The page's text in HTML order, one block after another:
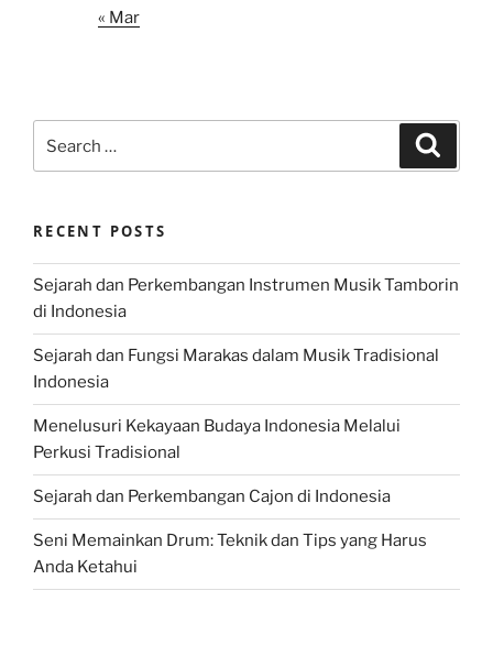
« Mar
for:
RECENT POSTS
Sejarah dan Perkembangan Instrumen Musik Tamborin
di Indonesia
Sejarah dan Fungsi Marakas dalam Musik Tradisional
Indonesia
Menelusuri Kekayaan Budaya Indonesia Melalui
Perkusi Tradisional
Sejarah dan Perkembangan Cajon di Indonesia
Seni Memainkan Drum: Teknik dan Tips yang Harus
Anda Ketahui